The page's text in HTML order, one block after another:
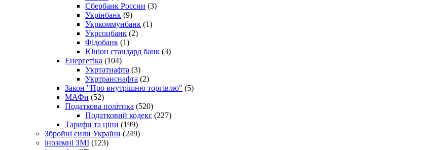
Сбербанк России (3)
Укрінбанк (9)
Укркоммунбанк (1)
Укрсоцбанк (2)
Фідобанк (1)
Юніон стандард банк (3)
Енергетіка (104)
Укртатнафта (3)
Укртранснафта (2)
Закон "Про внутрішню торгівлю" (5)
МАФи (52)
Податкова політика (520)
Податковий кодекс (227)
Тарифи та ціни (199)
Збройні сили України (249)
іноземні ЗМІ (123)